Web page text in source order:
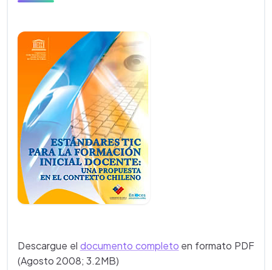
Descargue el documento completo en formato PDF
(Agosto 2008; 3.2MB)